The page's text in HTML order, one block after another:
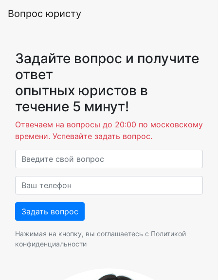
Вопрос юристу
Задайте вопрос и получите
ответ
опытных юристов в
течение 5 минут!
Отвечаем на вопросы до 20:00 по московскому
времени. Успевайте задать вопрос.
Нажимая на кнопку, вы соглашаетесь с Политикой
конфиденциальности